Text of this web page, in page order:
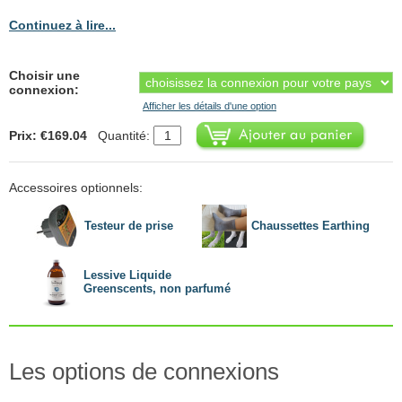
Continuez à lire...
Choisir une
connexion:
Afficher les détails d'une option
Prix: €169.04 Quantité:
Accessoires optionnels:
Testeur de prise Chaussettes Earthing
Lessive Liquide
Greenscents, non parfumé
Les options de connexions